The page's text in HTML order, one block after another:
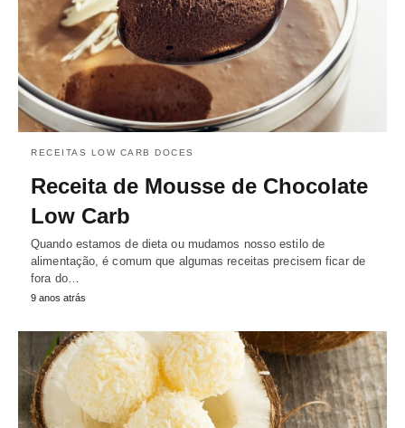
RECEITAS LOW CARB DOCES
Receita de Mousse de Chocolate
Low Carb
Quando estamos de dieta ou mudamos nosso estilo de
alimentação, é comum que algumas receitas precisem ficar de
fora do…
9 anos atrás